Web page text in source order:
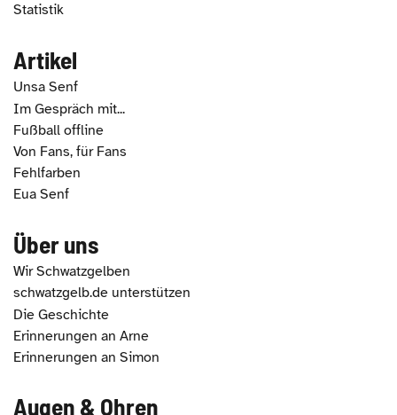
Statistik
Artikel
Unsa Senf
Im Gespräch mit...
Fußball offline
Von Fans, für Fans
Fehlfarben
Eua Senf
Über uns
Wir Schwatzgelben
schwatzgelb.de unterstützen
Die Geschichte
Erinnerungen an Arne
Erinnerungen an Simon
Augen & Ohren